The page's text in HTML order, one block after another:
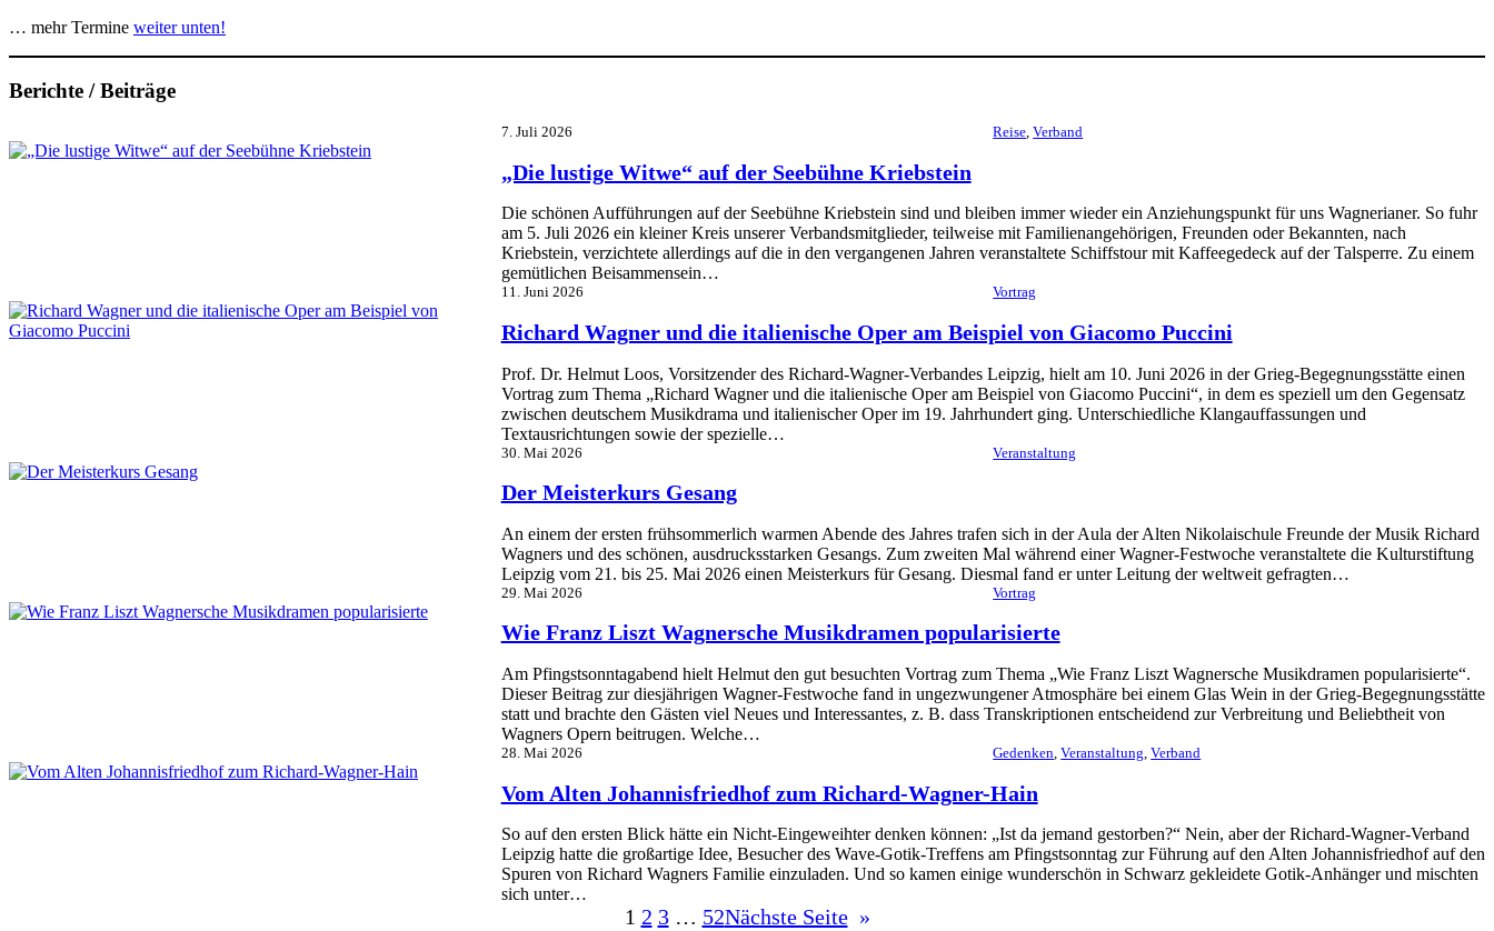
… mehr Termine weiter unten!
Berichte / Beiträge
7. Juli 2026 Reise, Verband
„Die lustige Witwe“ auf der Seebühne Kriebstein
Die schönen Aufführungen auf der Seebühne Kriebstein sind und bleiben immer wieder ein Anziehungspunkt für uns Wagnerianer. So fuhr
am 5. Juli 2026 ein kleiner Kreis unserer Verbandsmitglieder, teilweise mit Familienangehörigen, Freunden oder Bekannten, nach
Kriebstein, verzichtete allerdings auf die in den vergangenen Jahren veranstaltete Schiffstour mit Kaffeegedeck auf der Talsperre. Zu einem
gemütlichen Beisammensein…
11. Juni 2026 Vortrag
Richard Wagner und die italienische Oper am Beispiel von Giacomo Puccini
Prof. Dr. Helmut Loos, Vorsitzender des Richard-Wagner-Verbandes Leipzig, hielt am 10. Juni 2026 in der Grieg-Begegnungsstätte einen
Vortrag zum Thema „Richard Wagner und die italienische Oper am Beispiel von Giacomo Puccini“, in dem es speziell um den Gegensatz
zwischen deutschem Musikdrama und italienischer Oper im 19. Jahrhundert ging. Unterschiedliche Klangauffassungen und
Textausrichtungen sowie der spezielle…
30. Mai 2026 Veranstaltung
Der Meisterkurs Gesang
An einem der ersten frühsommerlich warmen Abende des Jahres trafen sich in der Aula der Alten Nikolaischule Freunde der Musik Richard
Wagners und des schönen, ausdrucksstarken Gesangs. Zum zweiten Mal während einer Wagner-Festwoche veranstaltete die Kulturstiftung
Leipzig vom 21. bis 25. Mai 2026 einen Meisterkurs für Gesang. Diesmal fand er unter Leitung der weltweit gefragten…
29. Mai 2026 Vortrag
Wie Franz Liszt Wagnersche Musikdramen popularisierte
Am Pfingstsonntagabend hielt Helmut den gut besuchten Vortrag zum Thema „Wie Franz Liszt Wagnersche Musikdramen popularisierte“.
Dieser Beitrag zur diesjährigen Wagner-Festwoche fand in ungezwungener Atmosphäre bei einem Glas Wein in der Grieg-Begegnungsstätte
statt und brachte den Gästen viel Neues und Interessantes, z. B. dass Transkriptionen entscheidend zur Verbreitung und Beliebtheit von
Wagners Opern beitrugen. Welche…
28. Mai 2026 Gedenken, Veranstaltung, Verband
Vom Alten Johannisfriedhof zum Richard-Wagner-Hain
So auf den ersten Blick hätte ein Nicht-Eingeweihter denken können: „Ist da jemand gestorben?“ Nein, aber der Richard-Wagner-Verband
Leipzig hatte die großartige Idee, Besucher des Wave-Gotik-Treffens am Pfingstsonntag zur Führung auf den Alten Johannisfriedhof auf den
Spuren von Richard Wagners Familie einzuladen. Und so kamen einige wunderschön in Schwarz gekleidete Gotik-Anhänger und mischten
sich unter…
1 2 3 … 52Nächste Seite »